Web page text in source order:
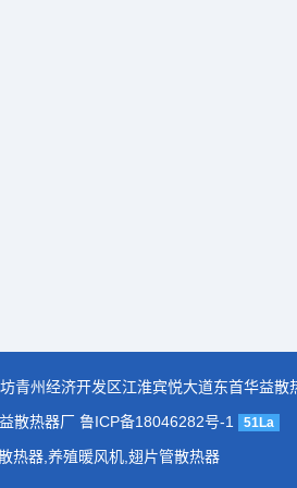
青州经济开发区江淮宾悦大道东首华益散
散热器厂 鲁ICP备18046282号-1 51La
热器,养殖暖风机,翅片管散热器